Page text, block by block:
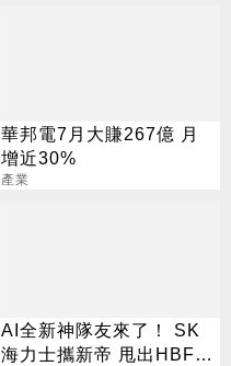
華邦電7月大賺267億 月
增近30%
產業
AI全新神隊友來了！ SK
海力士攜新帝 甩出HBF黑